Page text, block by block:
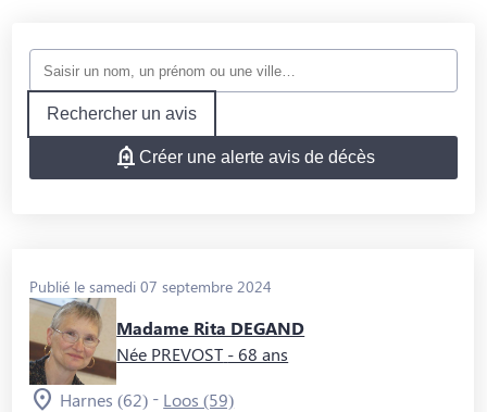
Rechercher un avis
Créer une alerte avis de décès
Publié le samedi 07 septembre 2024
Madame Rita DEGAND
Née PREVOST - 68 ans
Harnes (62) - Loos (59)